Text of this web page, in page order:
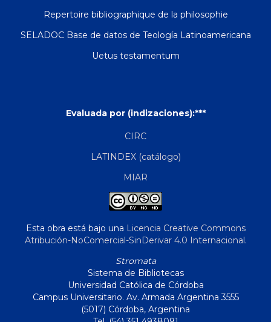
Repertoire bibliographique de la philosophie
SELADOC Base de datos de Teología Latinoamericana
Uetus testamentum
Evaluada por (indizaciones):***
CIRC
LATINDEX (catálogo)
MIAR
Esta obra está bajo una Licencia Creative Commons
Atribución-NoComercial-SinDerivar 4.0 Internacional.
Stromata
Sistema de Bibliotecas
Universidad Católica de Córdoba
Campus Universitario. Av. Armada Argentina 3555
(5017) Córdoba, Argentina